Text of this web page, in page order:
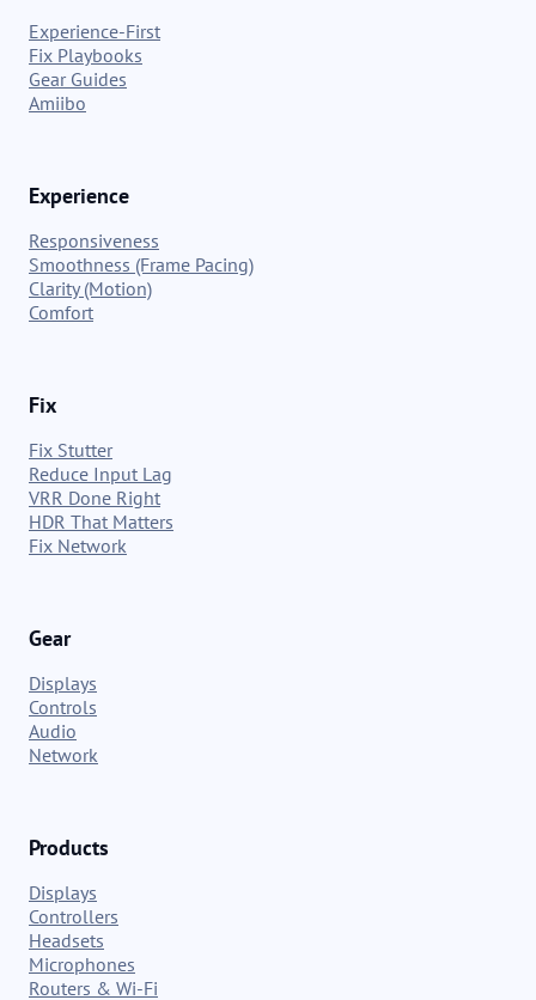
Experience-First
Fix Playbooks
Gear Guides
Amiibo
Experience
Responsiveness
Smoothness (Frame Pacing)
Clarity (Motion)
Comfort
Fix
Fix Stutter
Reduce Input Lag
VRR Done Right
HDR That Matters
Fix Network
Gear
Displays
Controls
Audio
Network
Products
Displays
Controllers
Headsets
Microphones
Routers & Wi-Fi